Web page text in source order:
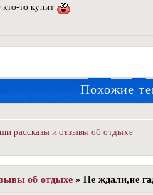
то купит
Похожие
рассказы и отзывы об отдыхе
об отдыхе » Не ждали,не